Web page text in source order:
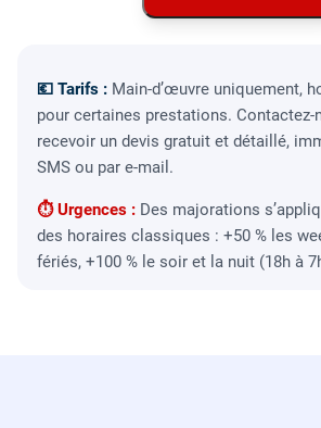
💶 Tarifs : Main-d’œuvre uniquement,
pour certaines prestations. Contactez-
recevoir un devis gratuit et détaillé,
SMS ou par e-mail.
⏱ Urgences : Des majorations
des horaires classiques : +50 % les
fériés, +100 % le soir et la nuit (18h à